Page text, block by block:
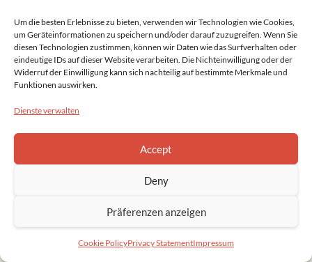
Um die besten Erlebnisse zu bieten, verwenden wir Technologien wie Cookies,
um Geräteinformationen zu speichern und/oder darauf zuzugreifen. Wenn Sie
diesen Technologien zustimmen, können wir Daten wie das Surfverhalten oder
eindeutige IDs auf dieser Website verarbeiten. Die Nichteinwilligung oder der
Widerruf der Einwilligung kann sich nachteilig auf bestimmte Merkmale und
Funktionen auswirken.
Dienste verwalten
Accept
Deny
Präferenzen anzeigen
Cookie PolicyPrivacy StatementImpressum
Datenschutz
Privacy Statement (EU)